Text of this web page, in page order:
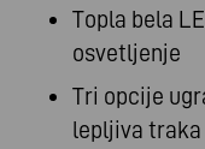
Topla bela
osvetljenje
Tri opcije
lepljiva traka